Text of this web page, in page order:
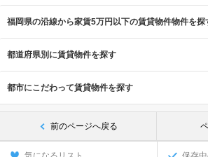
福岡県の沿線から家賃5万円以下の賃貸物件物件を探
都道府県別に賃貸物件を探す
都市にこだわって賃貸物件を探す
前のページへ戻る